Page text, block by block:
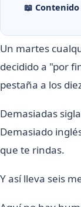
📖
Un martes
decidido a "por
pestaña a los
Demasiadas
Demasiado
que te rindas.
Y así lleva seis